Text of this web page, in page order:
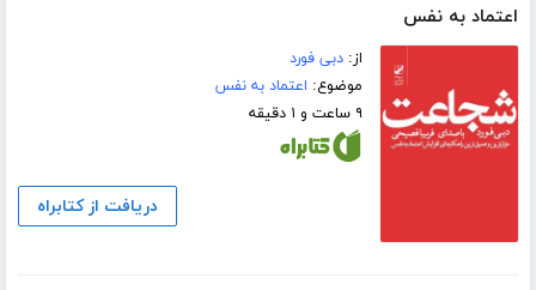
اعتماد به نفس
از:دبی فورد
موضوع: اعتماد به نفس
۹ ساعت و ۱ دقیقه
دریافت از کتابراه